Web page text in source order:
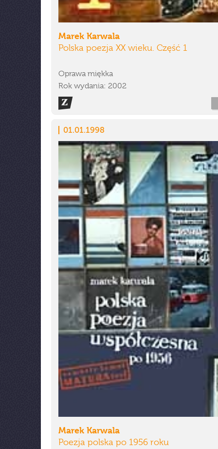
Marek Karwala
Polska poezja XX wieku. Część 1
Oprawa miękka
Rok wydania: 2002
01.01.1998
Marek Karwala
Poezja polska po 1956 roku